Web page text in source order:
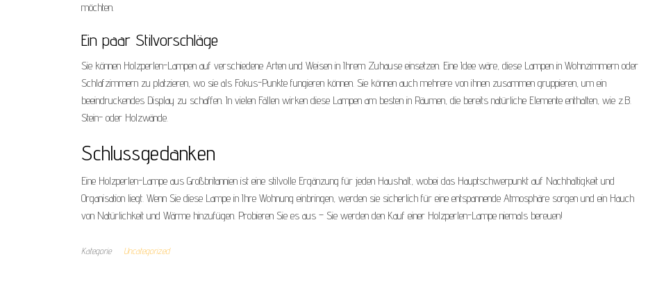
möchten.
Ein paar Stilvorschläge
Sie können Holzperlen-Lampen auf verschiedene Arten und Weisen in Ihrem Zuhause einsetzen. Eine Idee wäre, diese Lampen in Wohnzimmern oder
Schlafzimmern zu platzieren, wo sie als Fokus-Punkte fungieren können. Sie können auch mehrere von ihnen zusammen gruppieren, um ein
beeindruckendes Display zu schaffen. In vielen Fällen wirken diese Lampen am besten in Räumen, die bereits natürliche Elemente enthalten, wie z.B.
Stein- oder Holzwände.
Schlussgedanken
Eine Holzperlen-Lampe aus Großbritannien ist eine stilvolle Ergänzung für jeden Haushalt, wobei das Hauptschwerpunkt auf Nachhaltigkeit und
Organisation liegt. Wenn Sie diese Lampe in Ihre Wohnung einbringen, werden sie sicherlich für eine entspannende Atmosphäre sorgen und ein Hauch
von Natürlichkeit und Wärme hinzufügen. Probieren Sie es aus – Sie werden den Kauf einer Holzperlen-Lampe niemals bereuen!
Kategorie Uncategorized